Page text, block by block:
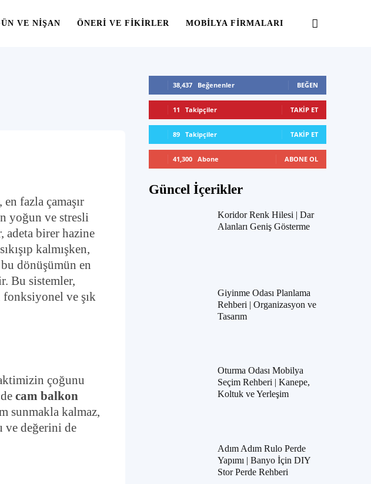
VE NIŞAN ÖNERI VE FIKIRLER MOBILYA FIRMALARI
fazla çamaşır
yoğun ve stresli
adeta birer hazine
kalmışken,
dönüşümün en
Bu sistemler,
fonksiyonel ve şık
çoğunu
cam balkon
sunmakla kalmaz,
ve değerini de
38,437 Beğenenler BEĞEN
11 Takipçiler TAKIP ET
89 Takipçiler TAKIP ET
41,300 Abone ABONE OL
Güncel İçerikler
Koridor Renk Hilesi | Dar
Alanları Geniş Gösterme
Giyinme Odası Planlama
Rehberi | Organizasyon ve
Tasarım
Oturma Odası Mobilya
Seçim Rehberi | Kanepe,
Koltuk ve Yerleşim
Adım Adım Rulo Perde
Yapımı | Banyo İçin DIY
Stor Perde Rehberi